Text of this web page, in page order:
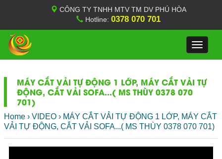
CÔNG TY TNHH MTV TM DV PHÚ HÒA
Hotline: 0378 070 701
Toggle
MÁY CẮT VẢI TỰ ĐỘNG 1 LỚP, MÁY CẮT VẢI TỰ
ĐỘNG, CẮT VẢI SOFA...( MS THÙY 0378 070
701)
Home › VIDEO › MÁY CẮT VẢI TỰ ĐỘNG 1 LỚP, MÁY CẮT
VẢI TỰ ĐỘNG, CẮT VẢI SOFA...( MS THÙY 0378 070 701)